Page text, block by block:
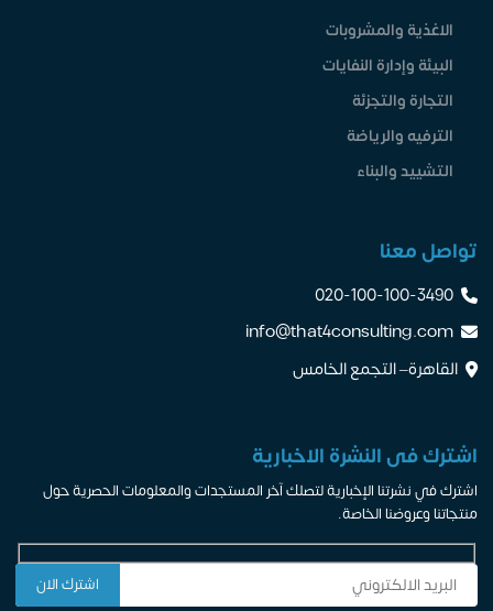
الاغذية والمشروبات
البيئة وإدارة النفايات
التجارة والتجزئة
الترفيه والرياضة
التشييد والبناء
تواصل معنا
020-100-100-3490
info@that4consulting.com
القاهرة– التجمع الخامس
اشترك فى النشرة الاخبارية
اشترك في نشرتنا الإخبارية لتصلك آخر المستجدات والمعلومات الحصرية حول
منتجاتنا وعروضنا الخاصة.